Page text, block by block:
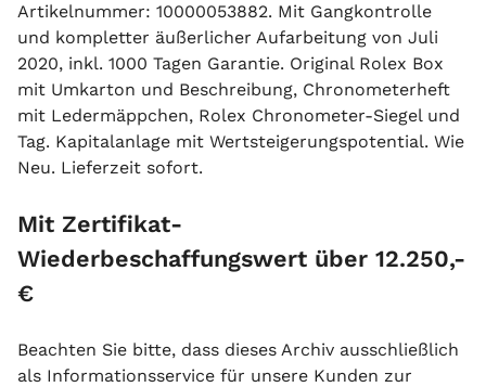
Artikelnummer: 10000053882. Mit Gangkontrolle
und kompletter äußerlicher Aufarbeitung von Juli
2020, inkl. 1000 Tagen Garantie. Original Rolex Box
mit Umkarton und Beschreibung, Chronometerheft
mit Ledermäppchen, Rolex Chronometer-Siegel und
Tag. Kapitalanlage mit Wertsteigerungspotential. Wie
Neu. Lieferzeit sofort.
Mit Zertifikat-
Wiederbeschaffungswert über 12.250,-
€
Beachten Sie bitte, dass dieses Archiv ausschließlich
als Informationsservice für unsere Kunden zur